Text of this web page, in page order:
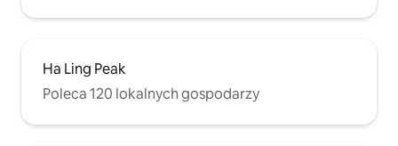
Ha Ling Peak
Poleca 120 lokalnych gospodarzy